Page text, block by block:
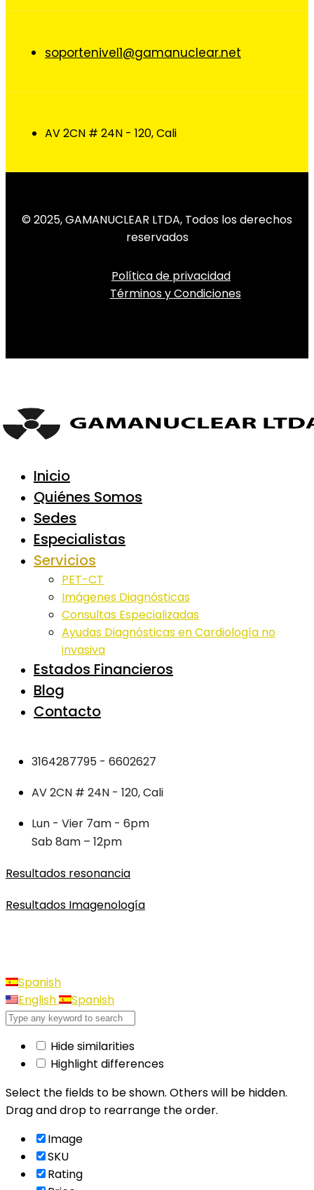
soportenivel1@gamanuclear.net
AV 2CN # 24N - 120, Cali
© 2025, GAMANUCLEAR LTDA, Todos los derechos
reservados
Política de privacidad
Términos y Condiciones
Inicio
Quiénes Somos
Sedes
Especialistas
Servicios
PET-CT
Imágenes Diagnósticas
Consultas Especializadas
Ayudas Diagnósticas en Cardiología no
invasiva
Estados Financieros
Blog
Contacto
3164287795 - 6602627
AV 2CN # 24N - 120, Cali
Lun - Vier 7am - 6pm
Sab 8am – 12pm
Resultados resonancia
Resultados Imagenología
Spanish
English
Spanish
Hide similarities
Highlight differences
Select the fields to be shown. Others will be hidden.
Drag and drop to rearrange the order.
Image
SKU
Rating